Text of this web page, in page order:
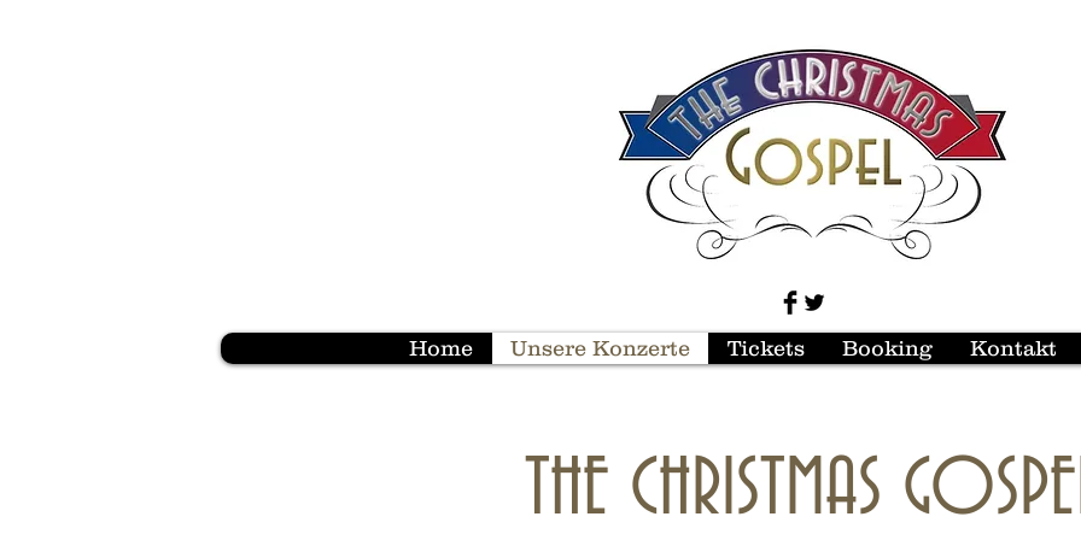
Home Unsere Konzerte Tickets Booking Kontakt
THE CHRISTMAS